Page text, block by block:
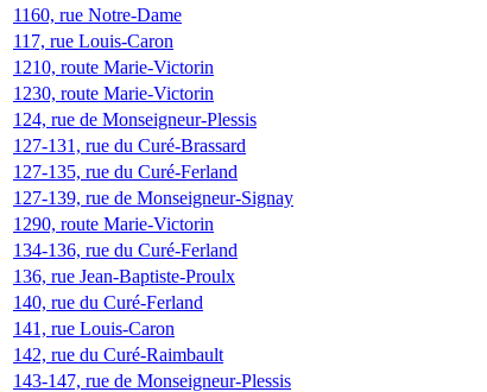
1160, rue Notre-Dame
117, rue Louis-Caron
1210, route Marie-Victorin
1230, route Marie-Victorin
124, rue de Monseigneur-Plessis
127-131, rue du Curé-Brassard
127-135, rue du Curé-Ferland
127-139, rue de Monseigneur-Signay
1290, route Marie-Victorin
134-136, rue du Curé-Ferland
136, rue Jean-Baptiste-Proulx
140, rue du Curé-Ferland
141, rue Louis-Caron
142, rue du Curé-Raimbault
143-147, rue de Monseigneur-Plessis